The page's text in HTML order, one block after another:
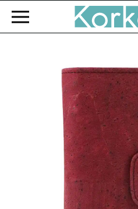
Zum Hauptinhalt springen